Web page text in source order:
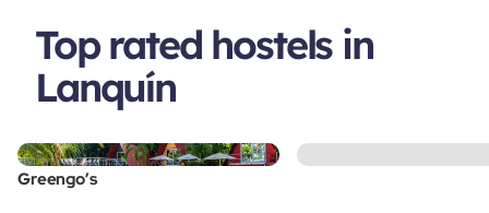
Top rated hostels in
Lanquín
Greengo’s